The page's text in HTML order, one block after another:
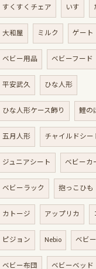
すくすくチェア いす
大和屋 ミルク ゲート
ベビー用品 ベビーフード
平安武久 ひな人形
ひな人形ケース飾り 鯉の
五月人形 チャイルドシー
ジュニアシート ベビーカ
ベビーラック 抱っこひも
カトージ アップリカ
ピジョン Nebio ベビ
ベビー布団 ベビーベッド